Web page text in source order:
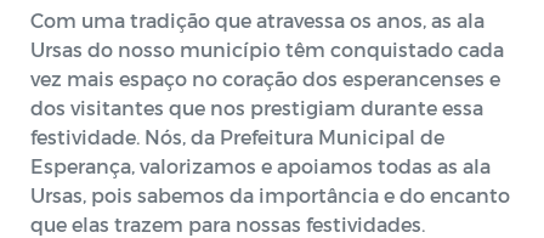
Com uma tradição que atravessa os anos, as ala
Ursas do nosso município têm conquistado cada
vez mais espaço no coração dos esperancenses e
dos visitantes que nos prestigiam durante essa
festividade. Nós, da Prefeitura Municipal de
Esperança, valorizamos e apoiamos todas as ala
Ursas, pois sabemos da importância e do encanto
que elas trazem para nossas festividades.